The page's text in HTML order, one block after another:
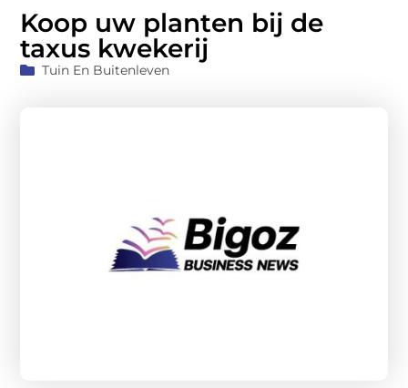
Koop uw planten bij de
taxus kwekerij
Tuin En Buitenleven